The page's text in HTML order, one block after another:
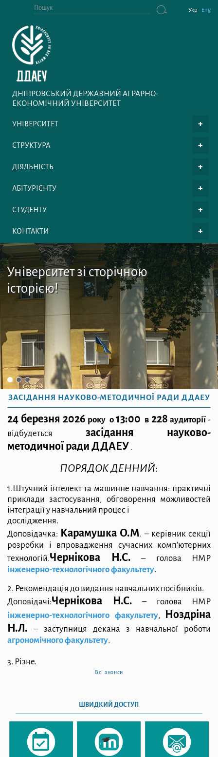
Укр Eng
ДНІПРОВСЬКИЙ ДЕРЖАВНИЙ АГРАРНО-
ЕКОНОМІЧНИЙ УНІВЕРСИТЕТ
УНІВЕРСИТЕТ
СТРУКТУРА
ДІЯЛЬНІСТЬ
АБІТУРІЄНТУ
СТУДЕНТУ
КОНТАКТИ
Університет зі сторічною
історією!
ЗАСІДАННЯ НАУКОВО-МЕТОДИЧНОЇ РАДИ ДДАЕУ
24 березня 2026 року о 13:00 в 228 аудиторії -
відбудеться засідання науково-
методичної ради ДДАЕУ .
ПОРЯДОК ДЕННИЙ:
1.Штучний інтелект та машинне навчання: практичні
приклади застосування, обговорення можливостей
інтеграції у навчальний процес і
дослідження.
Доповідачка: Карамушка О.М. – керівник секції
розробки і впровадження сучасних комп’ютерних
технологій.Чернікова Н.С. – голова НМР
інженерно-технологічного факультету.
2. Рекомендація до видання навчальних посібників.
Доповідачі:Чернікова Н.С. – голова НМР
інженерно-технологічного факультету,
Ноздріна
Н.Л. – заступниця декана з навчальної роботи
агрономічного факультету.
3. Різне.
Всі анонси
ШВИДКИЙ ДОСТУП